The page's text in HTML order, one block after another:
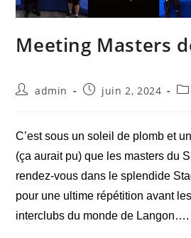
Meeting Masters
admin juin 2, 2024
‌C’est sous un soleil de plomb et
(ça aurait pu) que les masters du
rendez-vous dans le splendide
pour une ultime répétition avant
interclubs du monde de Langon….